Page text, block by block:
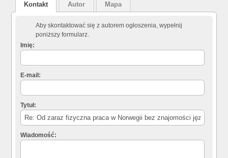
Kontakt Autor Mapa
Aby skontaktować się z autorem ogłoszenia, wypełnij
poniższy formularz.
Imię:
E-mail:
Tytuł:
Wiadomość: